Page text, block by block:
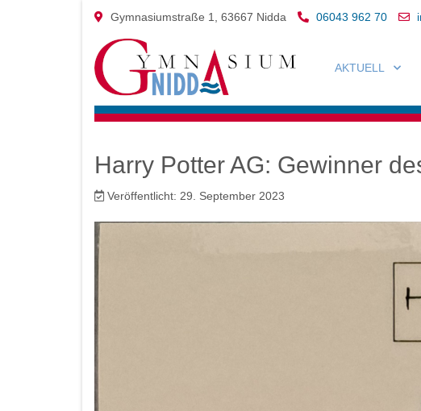
Gymnasiumstraße 1, 63667 Nidda 06043 962 70
AKTUELL
Harry Potter AG: Gewinner
Veröffentlicht: 29. September 2023